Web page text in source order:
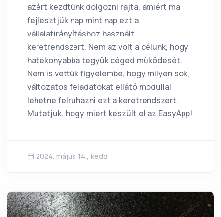
azért kezdtünk dolgozni rajta, amiért ma
fejlesztjük nap mint nap ezt a
vállalatirányításhoz használt
keretrendszert. Nem az volt a célunk, hogy
hatékonyabbá tegyük céged működését.
Nem is vettük figyelembe, hogy milyen sok,
változatos feladatokat ellátó modullal
lehetne felruházni ezt a keretrendszert.
Mutatjuk, hogy miért készült el az EasyApp!
2024. május 14., kedd